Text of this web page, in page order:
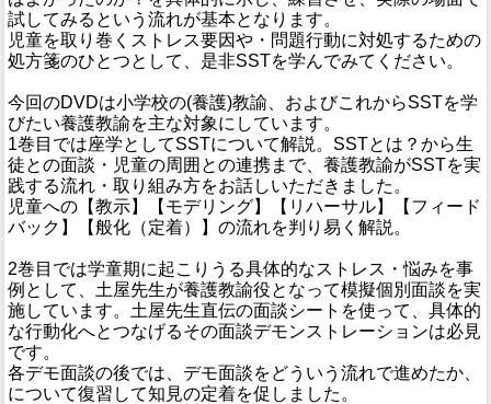
試してみるという流れが基本となります。
児童を取り巻くストレス要因や・問題行動に対処するための
処方箋のひとつとして、是非SSTを学んでみてください。
今回のDVDは小学校の(養護)教諭、およびこれからSSTを学
びたい養護教諭を主な対象にしています。
1巻目では座学としてSSTについて解説。SSTとは？から生
徒との面談・児童の周囲との連携まで、養護教諭がSSTを実
践する流れ・取り組み方をお話しいただきました。
児童への【教示】【モデリング】【リハーサル】【フィード
バック】【般化（定着）】の流れを判り易く解説。
2巻目では学童期に起こりうる具体的なストレス・悩みを事
例として、土屋先生が養護教諭役となって模擬個別面談を実
施しています。土屋先生直伝の面談シートを使って、具体的
な行動化へとつなげるその面談デモンストレーションは必見
です。
各デモ面談の後では、デモ面談をどういう流れで進めたか、
について復習して知見の定着を促しました。